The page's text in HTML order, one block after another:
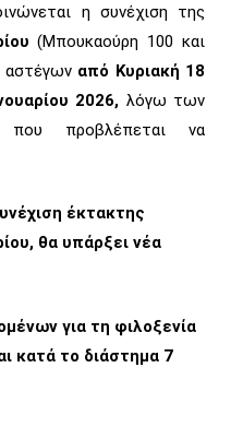
η συνέχιση της
(Μπουκαούρη 100 και
αστέγων από Κυριακή 18
2026, λόγω των
που προβλέπεται να
έκτακτης
θα υπάρξει νέα
για τη φιλοξενία
κατά το διάστημα 7